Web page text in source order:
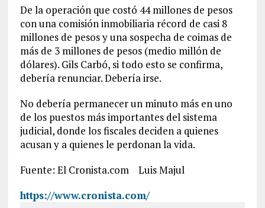
De la operación que costó 44 millones de pesos
con una comisión inmobiliaria récord de casi 8
millones de pesos y una sospecha de coimas de
más de 3 millones de pesos (medio millón de
dólares). Gils Carbó, si todo esto se confirma,
debería renunciar. Debería irse.
No debería permanecer un minuto más en uno
de los puestos más importantes del sistema
judicial, donde los fiscales deciden a quienes
acusan y a quienes le perdonan la vida.
Fuente: El Cronista.com Luis Majul
https://www.cronista.com/